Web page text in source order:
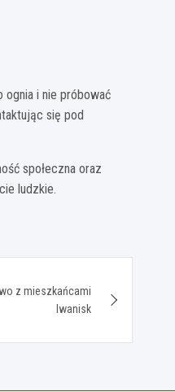
ognia i nie próbować
się pod
społeczna oraz
ludzkie.
z mieszkańcami
Iwanisk